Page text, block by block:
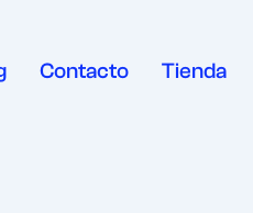
Contacto Tienda